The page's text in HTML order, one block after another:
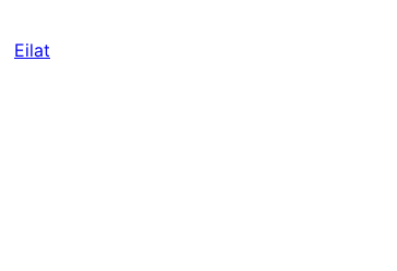
Eilat